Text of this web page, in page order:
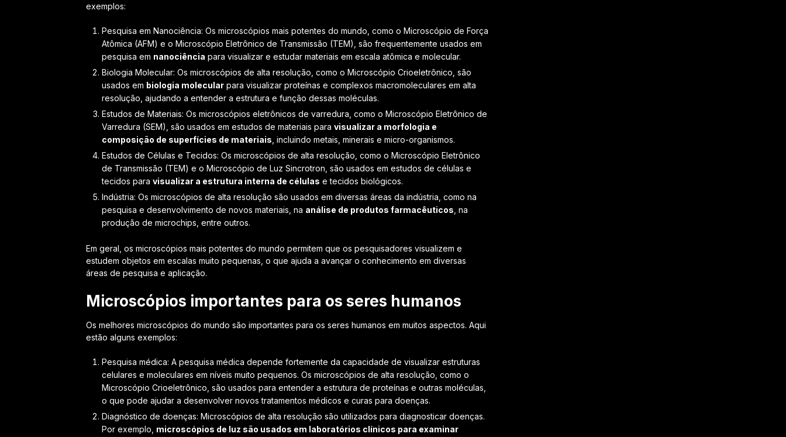
exemplos:
Pesquisa em Nanociência: Os microscópios mais potentes do mundo, como o Microscópio de Força
Atômica (AFM) e o Microscópio Eletrônico de Transmissão (TEM), são frequentemente usados em
pesquisa em nanociência para visualizar e estudar materiais em escala atômica e molecular.
Biologia Molecular: Os microscópios de alta resolução, como o Microscópio Crioeletrônico, são
usados em biologia molecularpara visualizar proteínas e complexos macromoleculares em alta
resolução, ajudando a entender a estrutura e função dessas moléculas.
Estudos de Materiais: Os microscópios eletrônicos de varredura, como o Microscópio Eletrônico de
Varredura (SEM), são usados em estudos de materiais para visualizar a morfologia e
composição de superfícies de materiais , incluindo metais, minerais e micro-organismos.
Estudos de Células e Tecidos: Os microscópios de alta resolução, como o Microscópio Eletrônico
de Transmissão (TEM) e o Microscópio de Luz Sincrotron, são usados em estudos de células e
tecidos para visualizar a estrutura interna de células e tecidos biológicos.
Indústria: Os microscópios de alta resolução são usados em diversas áreas da indústria, como na
pesquisa e desenvolvimento de novos materiais, na análise de produtos farmacêuticos , na
produção de microchips, entre outros.
Em geral, os microscópios mais potentes do mundo permitem que os pesquisadores visualizem e
estudem objetos em escalas muito pequenas, o que ajuda a avançar o conhecimento em diversas
áreas de pesquisa e aplicação.
Microscópios importantes para os seres humanos
Os melhores microscópios do mundo são importantes para os seres humanos em muitos aspectos. Aqui
estão alguns exemplos:
Pesquisa médica: A pesquisa médica depende fortemente da capacidade de visualizar estruturas
celulares e moleculares em níveis muito pequenos. Os microscópios de alta resolução, como o
Microscópio Crioeletrônico, são usados para entender a estrutura de proteínas e outras moléculas,
o que pode ajudar a desenvolver novos tratamentos médicos e curas para doenças.
Diagnóstico de doenças: Microscópios de alta resolução são utilizados para diagnosticar doenças.
Por exemplo, microscópios de luz são usados em laboratórios clínicos para examinar